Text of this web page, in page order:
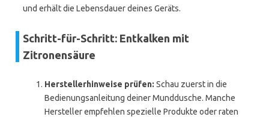
und erhält die Lebensdauer deines Geräts.
Schritt-für-Schritt: Entkalken mit
Zitronensäure
Herstellerhinweise prüfen: Schau zuerst in die
Bedienungsanleitung deiner Munddusche. Manche
Hersteller empfehlen spezielle Produkte oder raten